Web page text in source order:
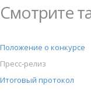
Смотрите
Положение о конкурсе
Пресс-релиз
Итоговый протокол